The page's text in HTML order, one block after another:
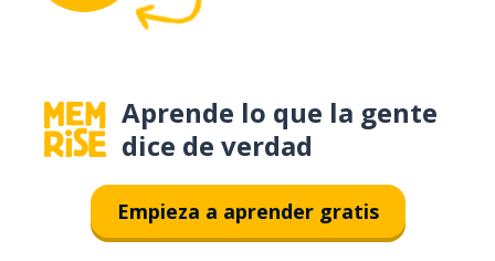
Aprende lo que la gente
dice de verdad
Empieza a aprender gratis